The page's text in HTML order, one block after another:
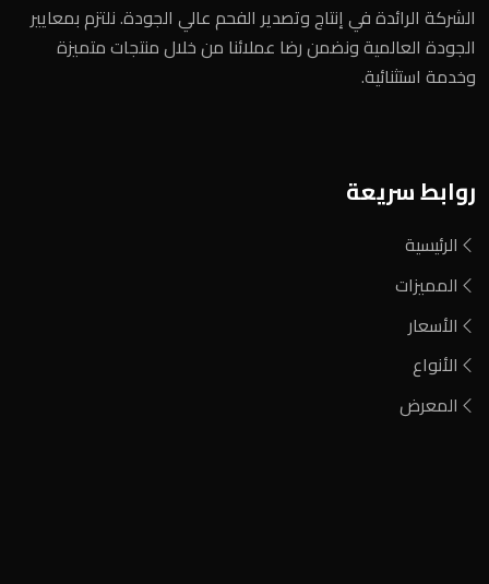
الشركة الرائدة في إنتاج وتصدير الفحم عالي الجودة. نلتزم بمعايير
الجودة العالمية ونضمن رضا عملائنا من خلال منتجات متميزة
وخدمة استثنائية.
روابط سريعة
الرئيسية
المميزات
الأسعار
الأنواع
المعرض